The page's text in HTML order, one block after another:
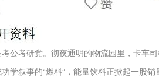
公考研党。彻夜通明的物流园里，卡车
学叙事的“燃料”，能量饮料正掀起一股销